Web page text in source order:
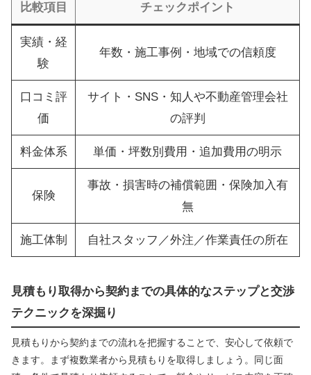
比較項目 チェックポイント
実績・経
験
年数・施工事例・地域での信頼度
口コミ評
価
サイト・SNS・知人や不動産管理会社
の評判
料金体系 単価・坪数別費用・追加費用の明示
保険
事故・損害時の補償範囲・保険加入有
無
施工体制 自社スタッフ／外注／作業責任の所在
見積もり取得から契約までの具体的なステップと交渉
テクニックを深掘り
見積もりから契約までの流れを把握することで、安心して依頼で
きます。まず複数業者から見積もりを取得しましょう。同じ面